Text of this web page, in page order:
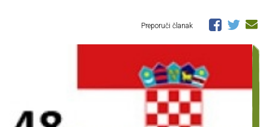
Preporuči članak